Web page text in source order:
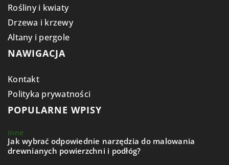
Rośliny i kwiaty
Drzewa i krzewy
Altany i pergole
NAWIGACJA
Kontakt
Polityka prywatności
POPULARNE WPISY
Inne
Jak wybrać odpowiednie narzędzia do malowania
drewnianych powierzchni i podłóg?